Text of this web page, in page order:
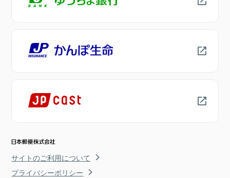
サイトのご利用について
プライバシーポリシー